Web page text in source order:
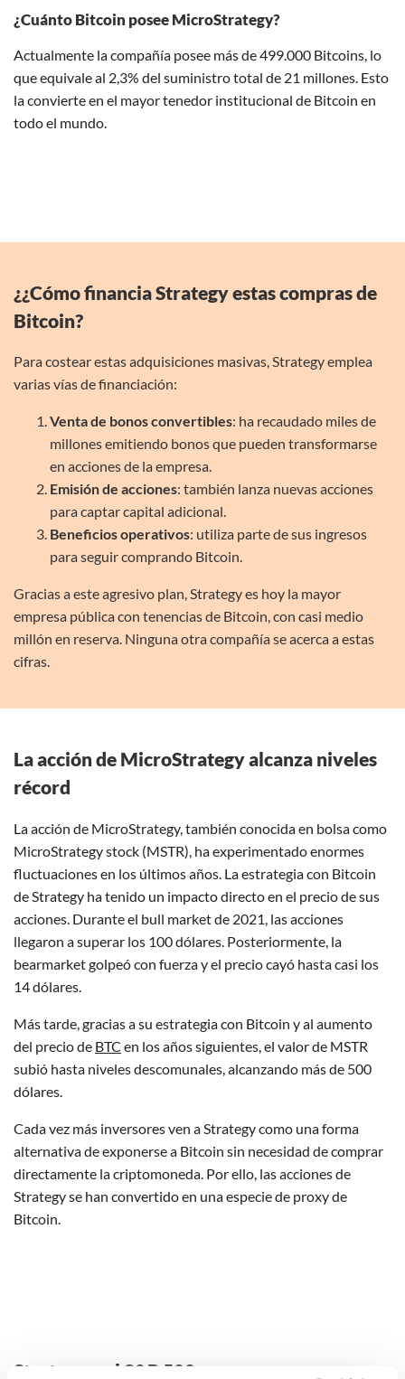
¿Cuánto Bitcoin posee MicroStrategy?
Actualmente la compañía posee más de 499.000 Bitcoins, lo
que equivale al 2,3% del suministro total de 21 millones. Esto
la convierte en el mayor tenedor institucional de Bitcoin en
todo el mundo.
¿¿Cómo financia Strategy estas compras de
Bitcoin?
Para costear estas adquisiciones masivas, Strategy emplea
varias vías de financiación:
Venta de bonos convertibles: ha recaudado miles de
millones emitiendo bonos que pueden transformarse
en acciones de la empresa.
Emisión de acciones: también lanza nuevas acciones
para captar capital adicional.
Beneficios operativos: utiliza parte de sus ingresos
para seguir comprando Bitcoin.
Gracias a este agresivo plan, Strategy es hoy la mayor
empresa pública con tenencias de Bitcoin, con casi medio
millón en reserva. Ninguna otra compañía se acerca a estas
cifras.
La acción de MicroStrategy alcanza niveles
récord
La acción de MicroStrategy, también conocida en bolsa como
MicroStrategy stock (MSTR), ha experimentado enormes
fluctuaciones en los últimos años. La estrategia con Bitcoin
de Strategy ha tenido un impacto directo en el precio de sus
acciones. Durante el bull market de 2021, las acciones
llegaron a superar los 100 dólares. Posteriormente, la
bearmarket golpeó con fuerza y el precio cayó hasta casi los
14 dólares.
Más tarde, gracias a su estrategia con Bitcoin y al aumento
del precio de BTC en los años siguientes, el valor de MSTR
subió hasta niveles descomunales, alcanzando más de 500
dólares.
Cada vez más inversores ven a Strategy como una forma
alternativa de exponerse a Bitcoin sin necesidad de comprar
directamente la criptomoneda. Por ello, las acciones de
Strategy se han convertido en una especie de proxy de
Bitcoin.
Strategy y el S&P 500